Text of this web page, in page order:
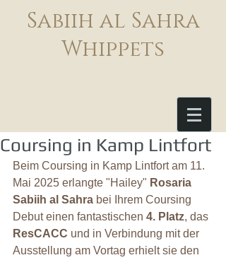
Sabiih al Sahra
Whippets
Coursing in Kamp Lintfort
Beim Coursing in Kamp Lintfort am 11.
Mai 2025 erlangte "Hailey" Rosaria
Sabiih al Sahra bei Ihrem Coursing
Debut einen fantastischen 4. Platz, das
ResCACC und in Verbindung mit der
Ausstellung am Vortag erhielt sie den